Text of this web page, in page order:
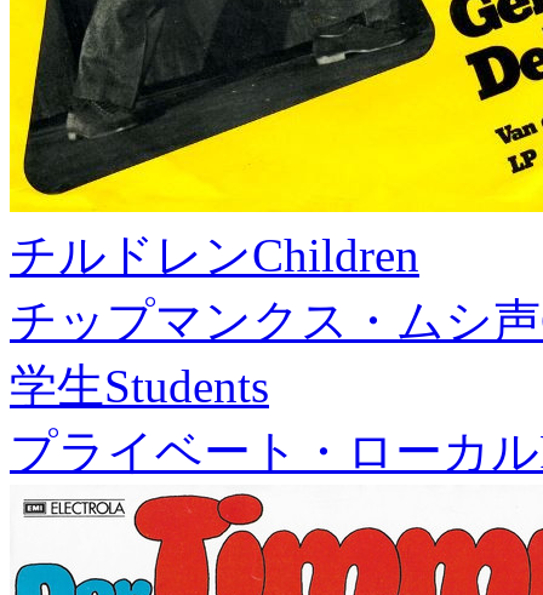
チルドレンChildren
チップマンクス・ムシ声
学生Students
プライベート・ローカル